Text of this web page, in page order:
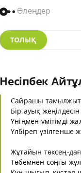
Өлеңдер
ТОЛЫҚ
Несіпбек
Сайрашы
Бір ауық
Үніңмен үмітімді
Үлбіреп үзілгенше
Жұтайын төксең-
Төбемнен соңғы